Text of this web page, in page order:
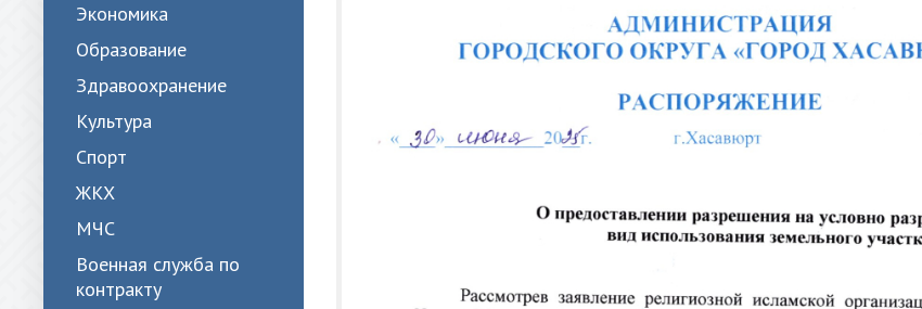
Экономика
Образование
Здравоохранение
Культура
Спорт
ЖКХ
МЧС
Военная служба по
контракту